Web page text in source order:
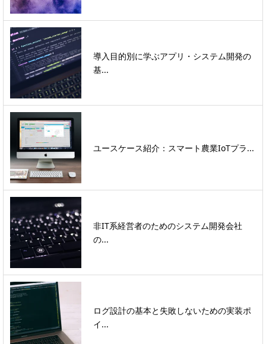
導入目的別に学ぶアプリ・システム開発の
基...
ユースケース紹介：スマート農業IoTプラ...
非IT系経営者のためのシステム開発会社
の...
ログ設計の基本と失敗しないための実装ポ
イ...